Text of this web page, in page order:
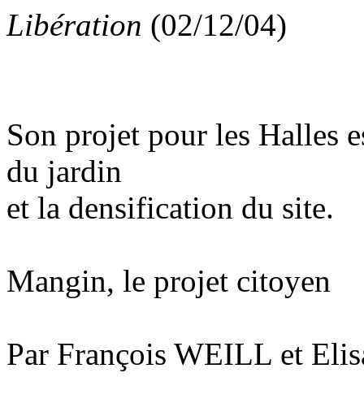
Libération (02/12/04)
Son projet pour les Halles
du jardin
et la densification du site.
Mangin, le projet citoyen
Par François WEILL et